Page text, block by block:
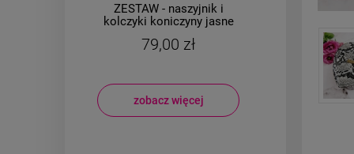
ZESTAW - naszyjnik i
kolczyki koniczyny jasne
79,00 zł
zobacz więcej